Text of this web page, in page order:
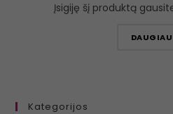
Įsigiję šį produktą
DAUGIAU
Kategorijos